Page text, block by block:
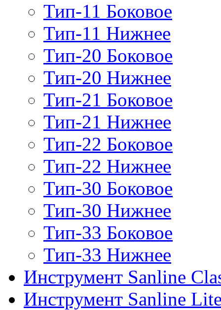
Тип-11 Боковое
Тип-11 Нижнее
Тип-20 Боковое
Тип-20 Нижнее
Тип-21 Боковое
Тип-21 Нижнее
Тип-22 Боковое
Тип-22 Нижнее
Тип-30 Боковое
Тип-30 Нижнее
Тип-33 Боковое
Тип-33 Нижнее
Инструмент Sanline
Инструмент Sanline